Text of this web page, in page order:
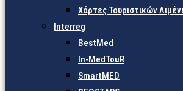
Χάρτες Τουριστικών
Interreg
BestMed
In-MedTouR
SmartMED